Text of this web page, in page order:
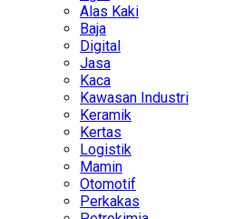
Alas Kaki
Baja
Digital
Jasa
Kaca
Kawasan Industri
Keramik
Kertas
Logistik
Mamin
Otomotif
Perkakas